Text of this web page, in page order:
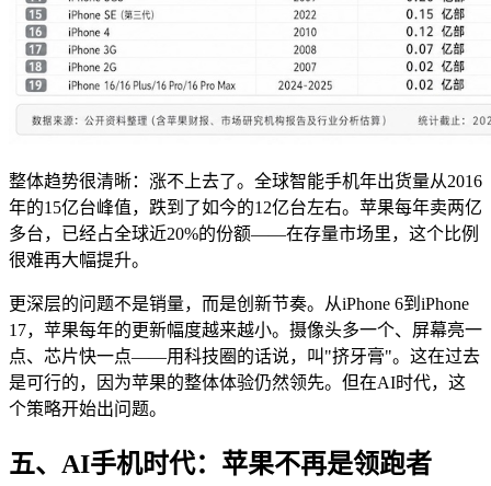
整体趋势很清晰：涨不上去了。全球智能手机年出货量从2016
年的15亿台峰值，跌到了如今的12亿台左右。苹果每年卖两亿
多台，已经占全球近20%的份额——在存量市场里，这个比例
很难再大幅提升。
更深层的问题不是销量，而是创新节奏。从iPhone 6到iPhone
17，苹果每年的更新幅度越来越小。摄像头多一个、屏幕亮一
点、芯片快一点——用科技圈的话说，叫"挤牙膏"。这在过去
是可行的，因为苹果的整体体验仍然领先。但在AI时代，这
个策略开始出问题。
五、AI手机时代：苹果不再是领跑者